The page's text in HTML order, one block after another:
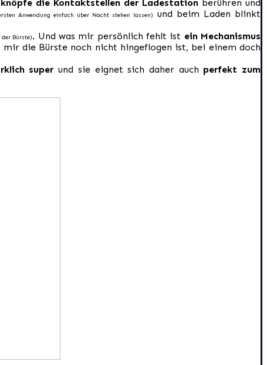
die Kontaktstellen der Ladestation berühren und
Anwendung einfach über Nacht stehen lassen)
und beim Laden blinkt
Bürste). Und was mir persönlich fehlt ist ein Mechanismus
mir die Bürste noch nicht hingeflogen ist, bei einem doch
superund sie eignet sich daher auch perfekt zum